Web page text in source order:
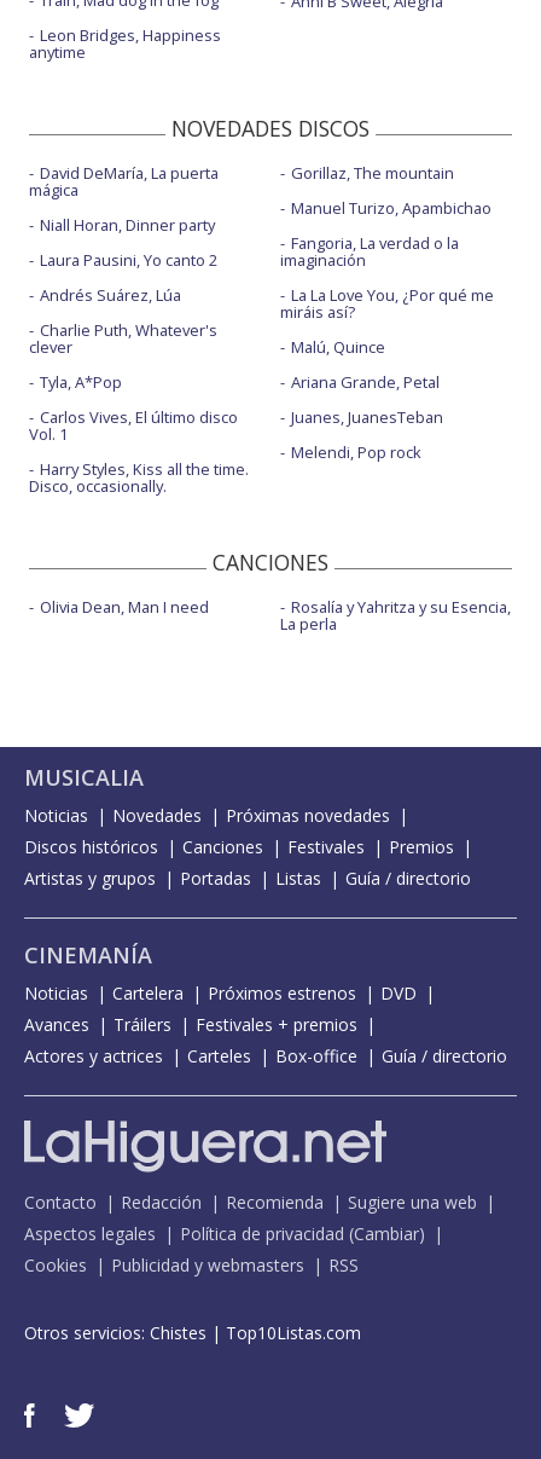
Leon Bridges, Happiness
anytime
NOVEDADES DISCOS
David DeMaría, La puerta
mágica
Niall Horan, Dinner party
Laura Pausini, Yo canto 2
Andrés Suárez, Lúa
Charlie Puth, Whatever's
clever
Tyla, A*Pop
Carlos Vives, El último disco
Vol. 1
Harry Styles, Kiss all the time.
Disco, occasionally.
Gorillaz, The mountain
Manuel Turizo, Apambichao
Fangoria, La verdad o la
imaginación
La La Love You, ¿Por qué me
miráis así?
Malú, Quince
Ariana Grande, Petal
Juanes, JuanesTeban
Melendi, Pop rock
CANCIONES
Olivia Dean, Man I need Rosalía y Yahritza y su Esencia,
La perla
MUSICALIA
Noticias Novedades
Próximas novedades
Discos históricos
Canciones Festivales
Premios
Artistas y grupos
Portadas Listas Guía / directorio
CINEMANÍA
Noticias Cartelera Próximos estrenos
DVD
Avances
Tráilers
Festivales + premios
Actores y actrices
Carteles Box-office Guía / directorio
Contacto Redacción Recomienda
Sugiere una web
Aspectos legales
Política de privacidad (Cambiar)
Cookies
Publicidad y webmasters RSS
Otros servicios: Chistes | Top10Listas.com